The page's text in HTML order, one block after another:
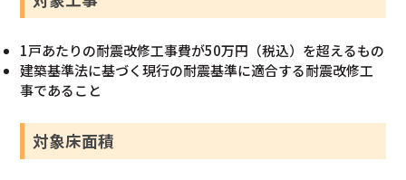
1戸あたりの耐震改修工事費が50万円（税込）を超えるもの
建築基準法に基づく現行の耐震基準に適合する耐震改修工
事であること
対象床面積